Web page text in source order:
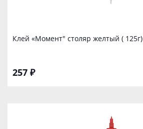
Клей «Момент" столяр желтый ( 125г)
257 ₽